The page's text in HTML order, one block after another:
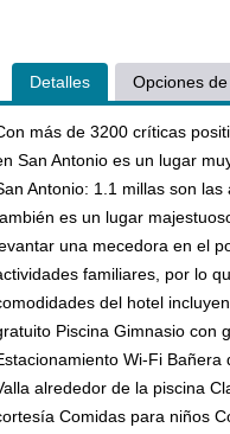
Detalles Opciones
más de 3200 críticas
San Antonio es un lugar
Antonio: 1.1 millas son
es un lugar
una mecedora en el
familiares, por lo
del hotel
Piscina Gimnasio con
Wi-Fi
alrededor de la piscina
Comidas para niños